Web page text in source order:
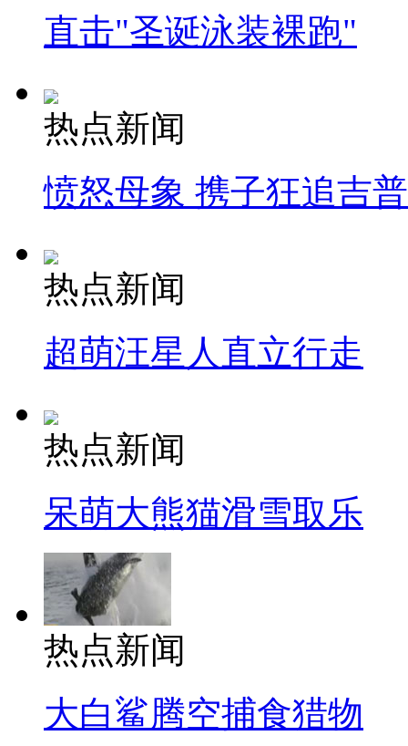
直击"圣诞泳装裸跑"
热点新闻
愤怒母象 携子狂追吉
热点新闻
超萌汪星人直立行走
热点新闻
呆萌大熊猫滑雪取乐
热点新闻
大白鲨腾空捕食猎物